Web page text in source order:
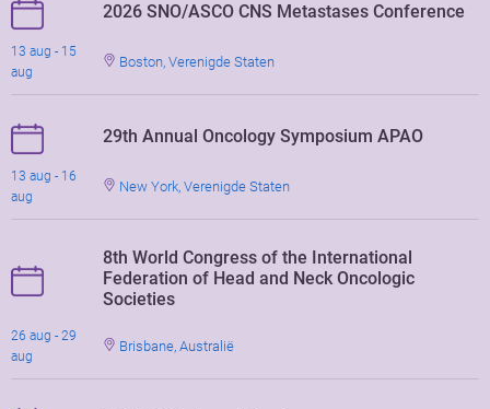
2026 SNO/ASCO CNS Metastases Conference
13 aug - 15
aug
Boston, Verenigde Staten
29th Annual Oncology Symposium APAO
13 aug - 16
aug
New York, Verenigde Staten
8th World Congress of the International
Federation of Head and Neck Oncologic
Societies
26 aug - 29
aug
Brisbane, Australië